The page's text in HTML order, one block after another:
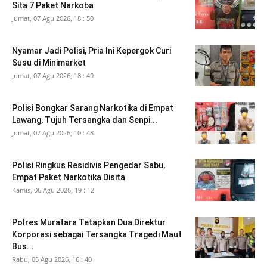
Sita 7 Paket Narkoba
Jumat, 07 Agu 2026, 18 : 50
Nyamar Jadi Polisi, Pria Ini Kepergok Curi
Susu di Minimarket
Jumat, 07 Agu 2026, 18 : 49
Polisi Bongkar Sarang Narkotika di Empat
Lawang, Tujuh Tersangka dan Senpi...
Jumat, 07 Agu 2026, 10 : 48
Polisi Ringkus Residivis Pengedar Sabu,
Empat Paket Narkotika Disita
Kamis, 06 Agu 2026, 19 : 12
Polres Muratara Tetapkan Dua Direktur
Korporasi sebagai Tersangka Tragedi Maut
Bus...
Rabu, 05 Agu 2026, 16 : 40